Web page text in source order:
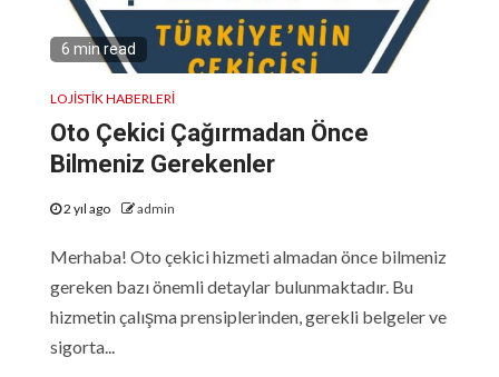
6 min read
LOJISTIK HABERLERI
Oto Çekici Çağırmadan Önce
Bilmeniz Gerekenler
2 yıl ago admin
Merhaba! Oto çekici hizmeti almadan önce bilmeniz
gereken bazı önemli detaylar bulunmaktadır. Bu
hizmetin çalışma prensiplerinden, gerekli belgeler ve
sigorta...